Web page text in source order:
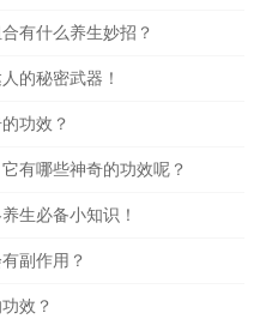
有什么养生妙招？
的秘密武器！
功效？
有哪些神奇的功效呢？
生必备小知识！
副作用？
效？